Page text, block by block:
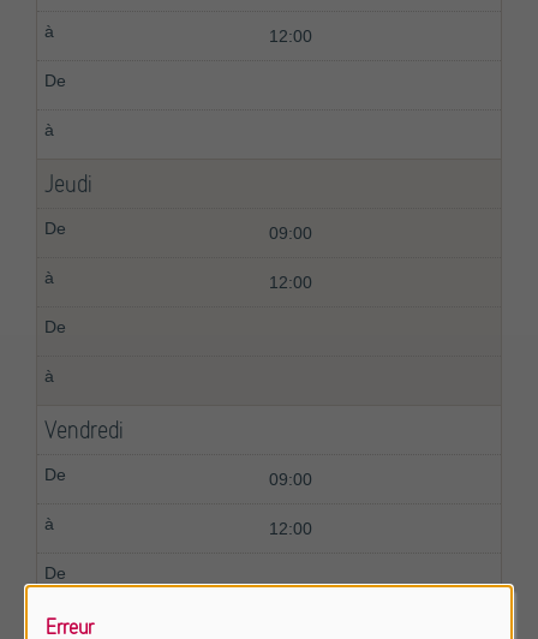
12:00
Jeudi
09:00
12:00
Vendredi
09:00
12:00
Erreur